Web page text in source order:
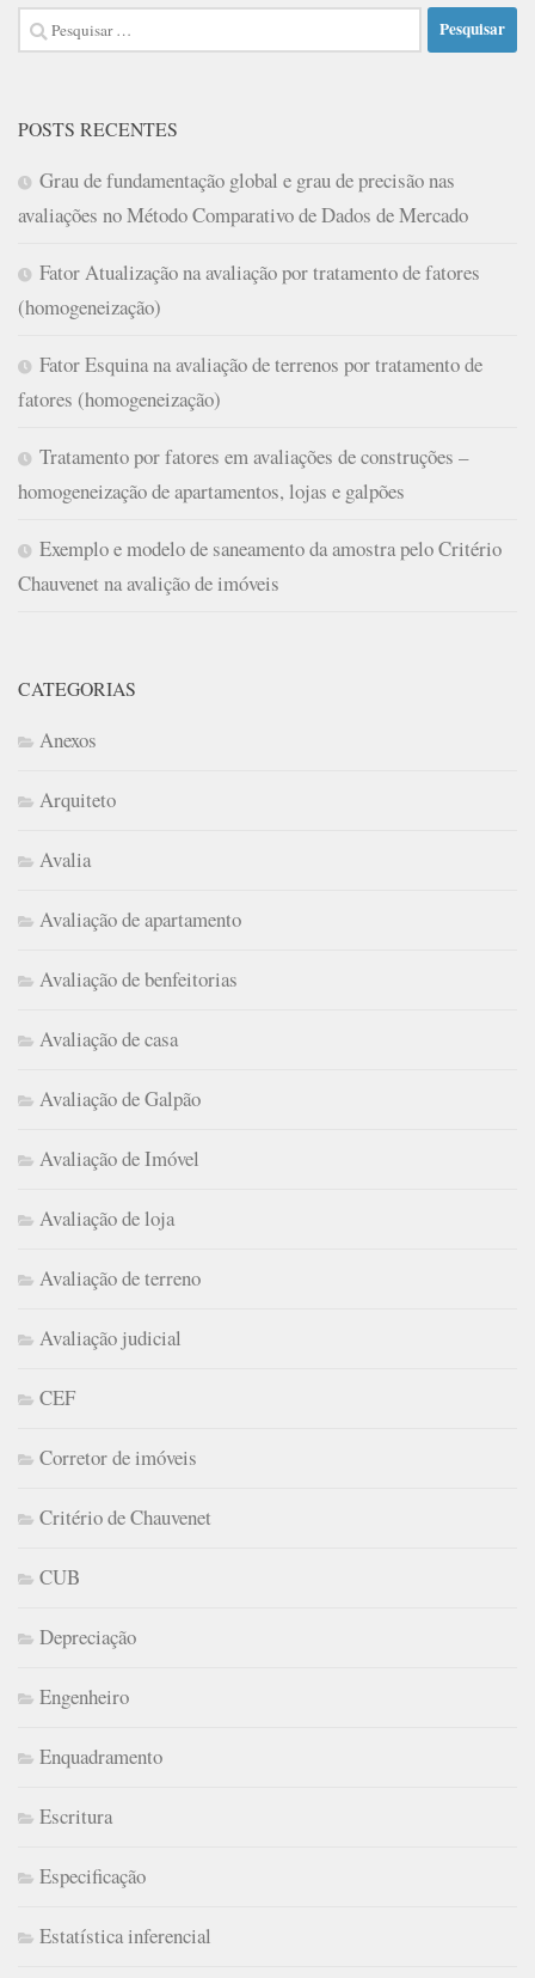
Pesquisar
por:
POSTS RECENTES
Grau de fundamentação global e grau de precisão nas
avaliações no Método Comparativo de Dados de Mercado
Fator Atualização na avaliação por tratamento de fatores
(homogeneização)
Fator Esquina na avaliação de terrenos por tratamento de
fatores (homogeneização)
Tratamento por fatores em avaliações de construções –
homogeneização de apartamentos, lojas e galpões
Exemplo e modelo de saneamento da amostra pelo Critério
Chauvenet na avalição de imóveis
CATEGORIAS
Anexos
Arquiteto
Avalia
Avaliação de apartamento
Avaliação de benfeitorias
Avaliação de casa
Avaliação de Galpão
Avaliação de Imóvel
Avaliação de loja
Avaliação de terreno
Avaliação judicial
CEF
Corretor de imóveis
Critério de Chauvenet
CUB
Depreciação
Engenheiro
Enquadramento
Escritura
Especificação
Estatística inferencial